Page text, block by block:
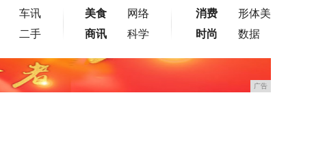
车讯
二手
美食
网络
商讯
科学
消费
形体美
时尚
数据
广告